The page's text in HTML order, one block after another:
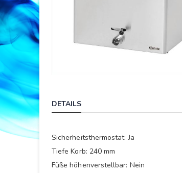
Anfang
DETAILS
Sicherheitsthermostat: Ja
Tiefe Korb: 240 mm
Füße höhenverstellbar: Nein